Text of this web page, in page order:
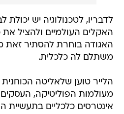
לדבריו, לטכנולוגיה יש
האקלים העולמיים ולהציל
האגודה בוחרת להסתיר זאת
משתלם לה כלכלית.
הלייר טוען שלאליטה
מעולמות הפוליטיקה, העסקים
אינטרסים כלכליים בתעשיית